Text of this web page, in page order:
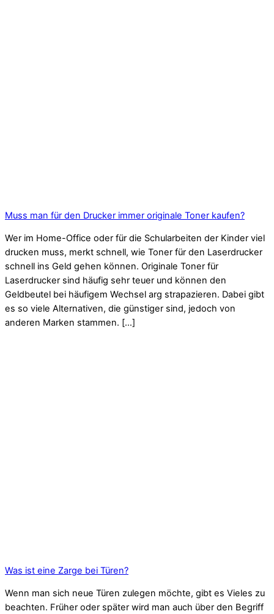
Muss man für den Drucker immer originale Toner kaufen?
Wer im Home-Office oder für die Schularbeiten der Kinder viel
drucken muss, merkt schnell, wie Toner für den Laserdrucker
schnell ins Geld gehen können. Originale Toner für
Laserdrucker sind häufig sehr teuer und können den
Geldbeutel bei häufigem Wechsel arg strapazieren. Dabei gibt
es so viele Alternativen, die günstiger sind, jedoch von
anderen Marken stammen. […]
Was ist eine Zarge bei Türen?
Wenn man sich neue Türen zulegen möchte, gibt es Vieles zu
beachten. Früher oder später wird man auch über den Begriff